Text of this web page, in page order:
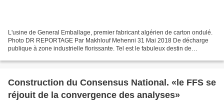
L'usine de General Emballage, premier fabricant algérien de carton ondulé.
Photo DR REPORTAGE Par Makhlouf Mehenni 31 Mai 2018 De décharge
publique à zone industrielle florissante. Tel est le fabuleux destin de
Construction du Consensus National. «le FFS se
réjouit de la convergence des analyses»